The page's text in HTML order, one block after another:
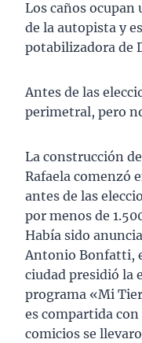
Los caños ocupan
de la autopista y
potabilizadora de
Antes de las
perimetral, pero
La construcción
Rafaela comenzó
antes de las
por menos de
Había sido
Antonio Bonfatti,
ciudad presidió la
programa «Mi
es compartida
comicios se